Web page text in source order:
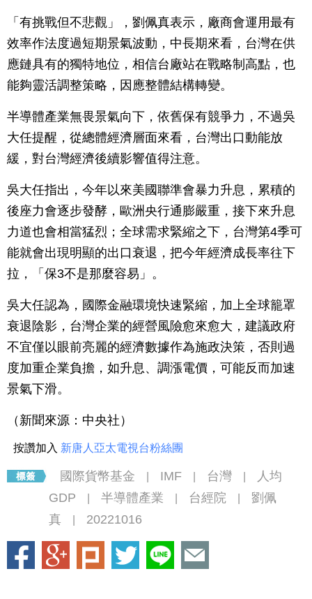
「有挑戰但不悲觀」，劉佩真表示，廠商會運用最有
效率作法度過短期景氣波動，中長期來看，台灣在供
應鏈具有的獨特地位，相信台廠站在戰略制高點，也
能夠靈活調整策略，因應整體結構轉變。
半導體產業無畏景氣向下，依舊保有競爭力，不過吳
大任提醒，從總體經濟層面來看，台灣出口動能放
緩，對台灣經濟後續影響值得注意。
吳大任指出，今年以來美國聯準會暴力升息，累積的
後座力會逐步發酵，歐洲央行通膨嚴重，接下來升息
力道也會相當猛烈；全球需求緊縮之下，台灣第4季可
能就會出現明顯的出口衰退，把今年經濟成長率往下
拉，「保3不是那麼容易」。
吳大任認為，國際金融環境快速緊縮，加上全球籠罩
衰退陰影，台灣企業的經營風險愈來愈大，建議政府
不宜僅以眼前亮麗的經濟數據作為施政決策，否則過
度加重企業負擔，如升息、調漲電價，可能反而加速
景氣下滑。
（新聞來源：中央社）
按讚加入 新唐人亞太電視台粉絲團
國際貨幣基金 IMF 台灣
人均
GDP
半導體產業 台經院
劉佩
真
20221016